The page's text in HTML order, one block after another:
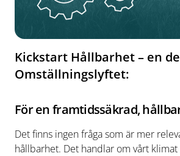
Kickstart Hållbarhet – en
Omställningslyftet:
För en framtidssäkrad,
Det finns ingen fråga som är mer
hållbarhet. Det handlar om vårt